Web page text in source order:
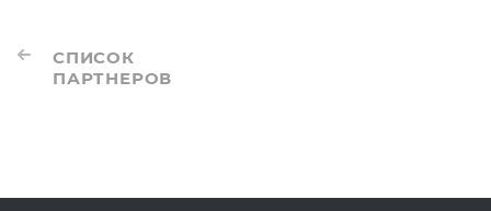
СПИСОК
ПАРТНЕРОВ